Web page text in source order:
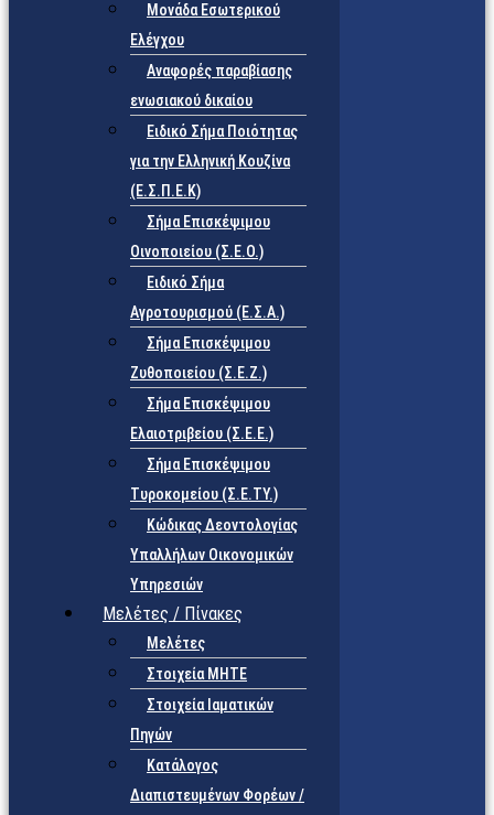
Μονάδα Εσωτερικού
Ελέγχου
Αναφορές παραβίασης
ενωσιακού δικαίου
Ειδικό Σήμα Ποιότητας
για την Ελληνική Κουζίνα
(Ε.Σ.Π.Ε.Κ)
Σήμα Επισκέψιμου
Οινοποιείου (Σ.Ε.Ο.)
Ειδικό Σήμα
Αγροτουρισμού (Ε.Σ.Α.)
Σήμα Επισκέψιμου
Ζυθοποιείου (Σ.Ε.Ζ.)
Σήμα Επισκέψιμου
Ελαιοτριβείου (Σ.Ε.Ε.)
Σήμα Επισκέψιμου
Τυροκομείου (Σ.Ε.TY.)
Κώδικας Δεοντολογίας
Υπαλλήλων Οικονομικών
Υπηρεσιών
Μελέτες / Πίνακες
Μελέτες
Στοιχεία ΜΗΤΕ
Στοιχεία Ιαματικών
Πηγών
Κατάλογος
Διαπιστευμένων Φορέων /